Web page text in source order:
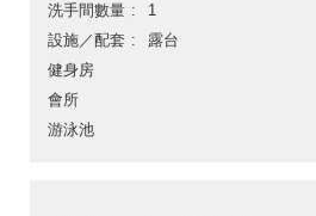
洗手間數量
1
設施／配套
露台
健身房
會所
游泳池